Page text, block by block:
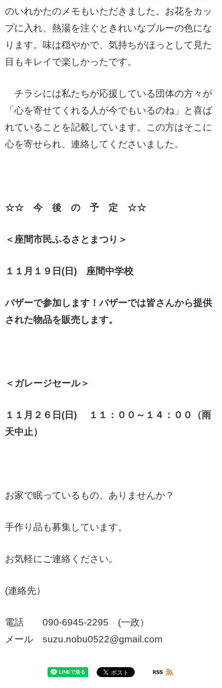
のいれかたのメモもいただきました。お花をカッ
プに入れ、熱湯を注ぐときれいなブルーの色にな
ります。味は穏やかで、気持ちがほっとして見た
目もキレイで楽しかったです。
チラシには私たちが応援している団体の方々が
「心を寄せてくれる人が今でもいるのね」と喜ば
れていることを記載しています。この方はそこに
心を寄せられ、連絡してくださいました。
☆☆ 今 後 の 予 定 ☆☆
＜座間市民ふるさとまつり＞
１１月１９日(日) 座間中学校
バザーで参加します！バザーでは皆さんから提供
された物品を販売します。
＜ガレージセール＞
１１月２６日(日) １１：００～１４：００（雨
天中止）
お家で眠っているもの、ありませんか？
手作り品も募集しています。
お気軽にご連絡ください。
(連絡先）
電話 090-6945-2295 (一政）
メール suzu.nobu0522@gmail.com